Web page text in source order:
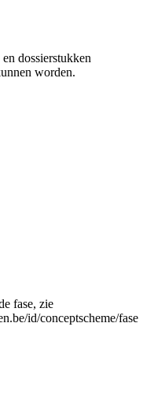
dossierstukken
worden.
fase, zie
id/conceptscheme/fase